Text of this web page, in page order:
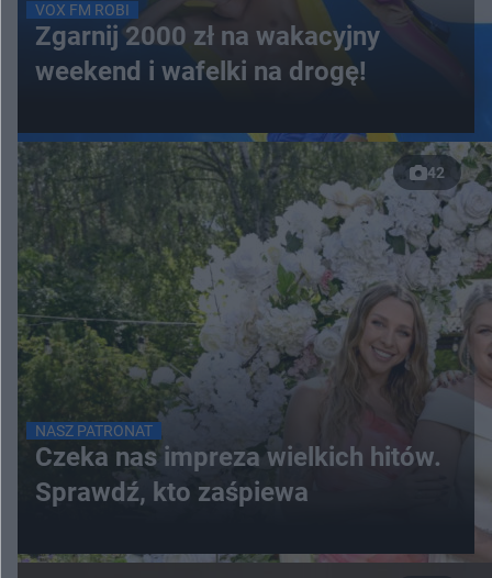
VOX FM ROBI
Zgarnij 2000 zł na wakacyjny
weekend i wafelki na drogę!
42
NASZ PATRONAT
Czeka nas impreza wielkich hitów.
Sprawdź, kto zaśpiewa